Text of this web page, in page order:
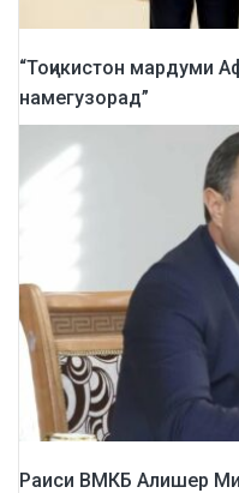
“Тоҷикистон мардуми
намегузорад”
Раиси ВМКБ Алишер